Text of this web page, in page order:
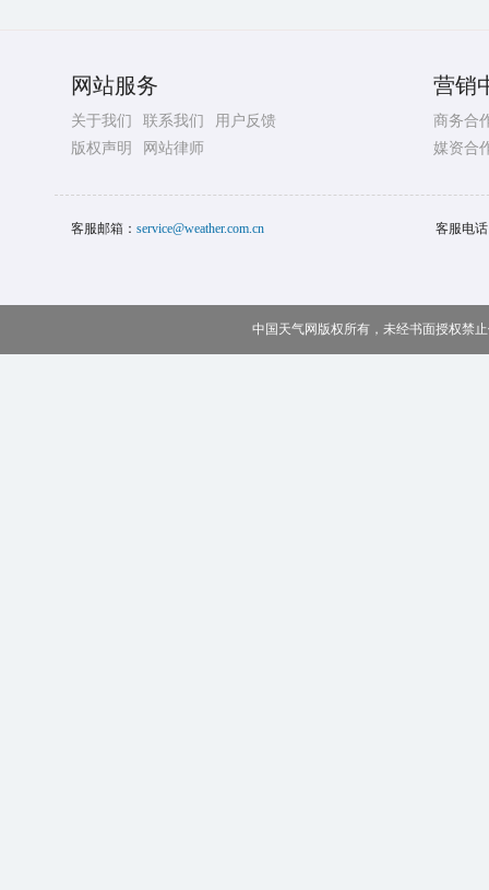
网站服务
关于我们 联系我们
用户反馈
版权声明
网站律师
营销
商务合
媒资合
客服邮箱： service@weather.com.cn 客服电
中国天气网版权所有，未经书面授权